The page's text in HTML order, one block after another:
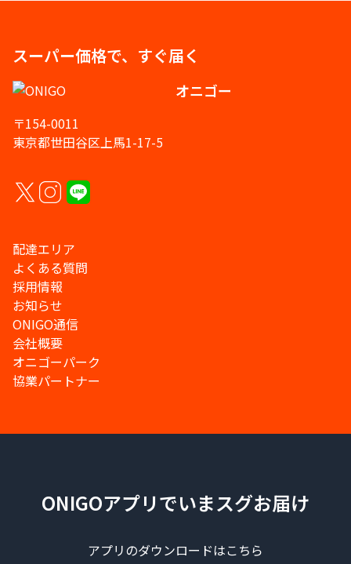
スーパー価格で、すぐ届く
オニゴー
〒154-0011
東京都世田谷区上馬1-17-5
配達エリア
よくある質問
採用情報
お知らせ
ONIGO通信
会社概要
オニゴーパーク
協業パートナー
ONIGOアプリでいまスグお届け
アプリのダウンロードはこちら